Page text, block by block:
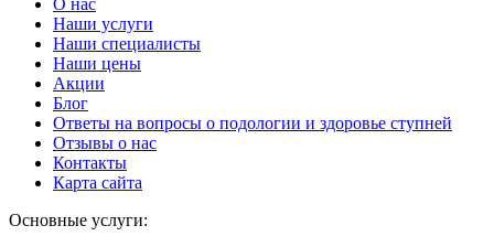
О нас
Наши услуги
Наши специалисты
Наши цены
Акции
Блог
Ответы на вопросы о подологии и здоровье ступней
Отзывы о нас
Контакты
Карта сайта
Основные услуги: